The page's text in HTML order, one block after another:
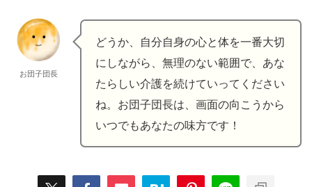
お団子団長
どうか、自分自身の心と体を一番大切
にしながら、無理のない範囲で、あな
たらしい介護を続けていってください
ね。お団子団長は、画面の向こうから
いつでもあなたの味方です！